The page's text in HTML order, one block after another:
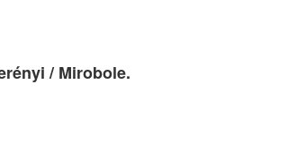
/ Mirobole.